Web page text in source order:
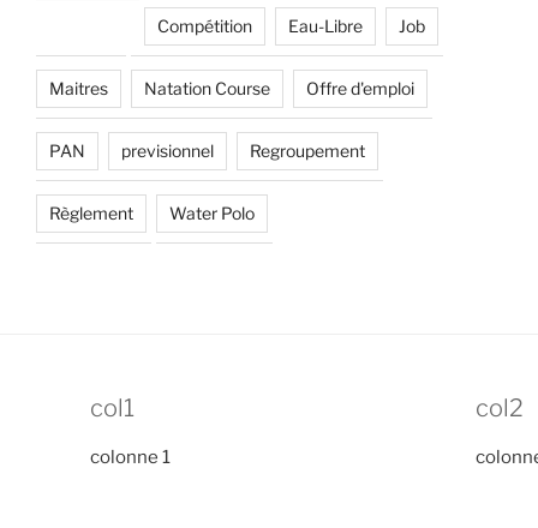
Compétition Eau-Libre Job
Maitres Natation Course Offre d'emploi
PAN previsionnel Regroupement
Règlement Water Polo
col1
colonne 1
col2